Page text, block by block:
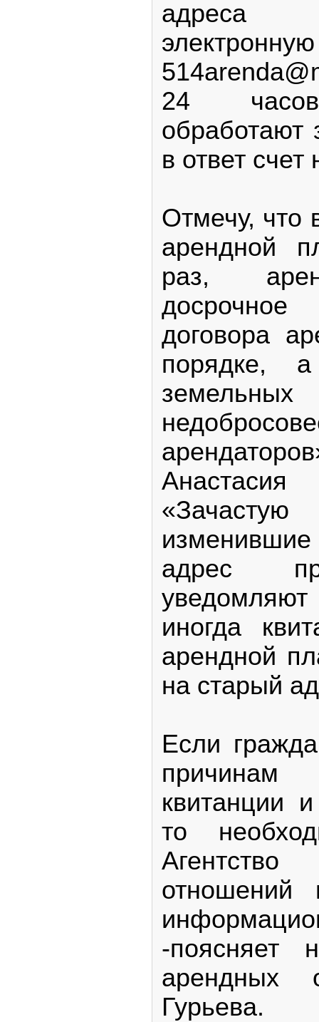
адреса
24 часов
обработают
в ответ счет
Отмечу, что
арендной
раз,
договора
порядке,
изменившие
адрес
иногда
арендной
на старый
Если
квитанции
то
отношений
-поясняет
арендных
Гурьева.